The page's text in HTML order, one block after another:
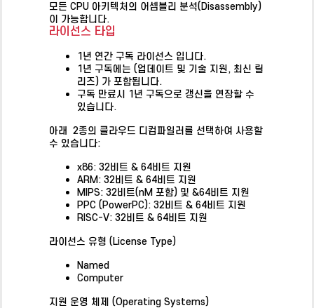
모든 CPU 아키텍처의 어셈블리 분석(Disassembly)
이 가능합니다.
라이선스 타입
1년 연간 구독 라이선스 입니다.
1년 구독에는 (업데이트 및 기술 지원, 최신 릴
리즈) 가 포함됩니다.
구독 만료시 1년 구독으로 갱신을 연장할 수
있습니다.
아래 2종의 클라우드 디컴파일러를 선택하여 사용할
수 있습니다:
x86: 32비트 & 64비트 지원
ARM: 32비트 & 64비트 지원
MIPS: 32비트(nM 포함) 및 &64비트 지원
PPC (PowerPC): 32비트 & 64비트 지원
RISC-V: 32비트 & 64비트 지원
라이선스 유형 (License Type)
Named
Computer
지원 운영 체제 (Operating Systems)